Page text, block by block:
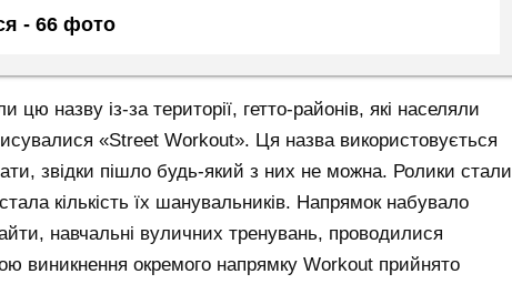
- 66 фото
назву із-за території, гетто-районів, які населяли
«Street Workout». Ця назва використовується
звідки пішло будь-який з них не можна. Ролики стали
кількість їх шанувальників. Напрямок набувало
навчальні вуличних тренувань, проводилися
виникнення окремого напрямку Workout прийнято